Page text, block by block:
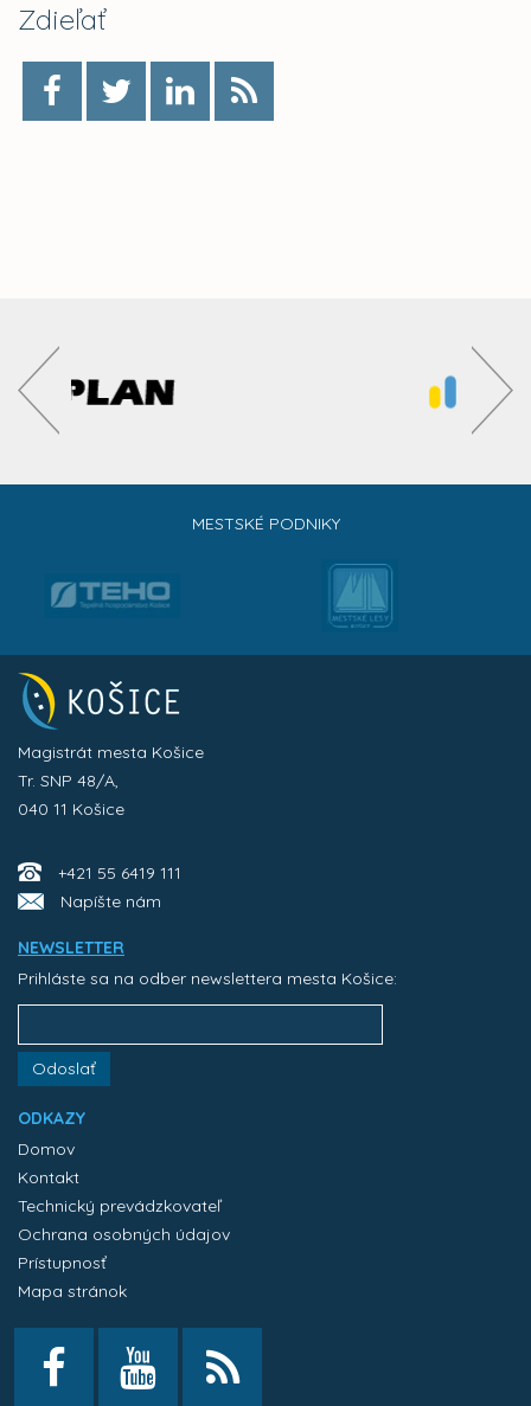
Zdieľať
MESTSKÉ PODNIKY
Magistrát mesta Košice
Tr. SNP 48/A,
040 11 Košice
+421 55 6419 111
Napíšte nám
NEWSLETTER
Prihláste sa na odber newslettera mesta Košice:
Odoslať
ODKAZY
Domov
Kontakt
Technický prevádzkovateľ
Ochrana osobných údajov
Prístupnosť
Mapa stránok